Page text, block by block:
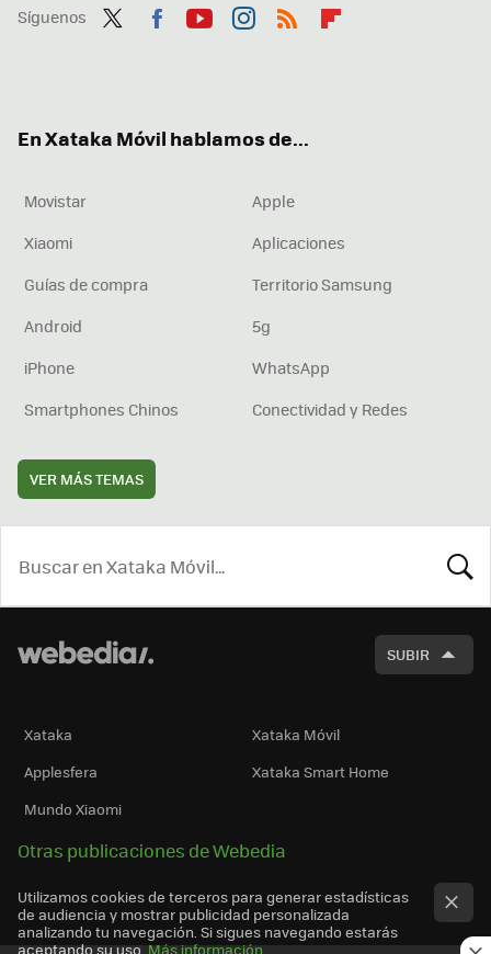
Síguenos
En Xataka Móvil hablamos de...
Movistar
Apple
Xiaomi
Aplicaciones
Guías de compra
Territorio Samsung
Android
5g
iPhone
WhatsApp
Smartphones Chinos
Conectividad y Redes
VER MÁS TEMAS
SUBIR
Xataka
Xataka Móvil
Applesfera
Xataka Smart Home
Mundo Xiaomi
Otras publicaciones de Webedia
Utilizamos cookies de terceros para generar estadísticas
de audiencia y mostrar publicidad personalizada
analizando tu navegación. Si sigues navegando estarás
aceptando su uso. Más información